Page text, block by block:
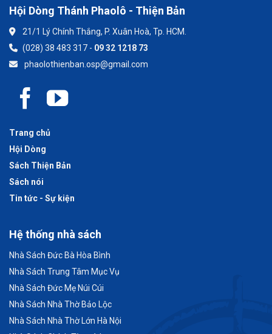
Hội Dòng Thánh Phaolô - Thiện Bản
21/1 Lý Chính Thắng, P. Xuân Hoà, Tp. HCM.
(028) 38 483 317 - 09 32 1218 73
phaolothienban.osp@gmail.com
Trang chủ
Hội Dòng
Sách Thiện Bản
Sách nói
Tin tức - Sự kiện
Hệ thống nhà sách
Nhà Sách Đức Bà Hòa Bình
Nhà Sách Trung Tâm Mục Vụ
Nhà Sách Đức Mẹ Núi Cúi
Nhà Sách Nhà Thờ Bảo Lộc
Nhà Sách Nhà Thờ Lớn Hà Nội